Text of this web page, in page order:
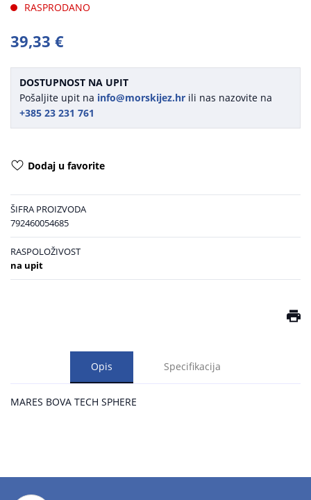
RASPRODANO
39,33 €
DOSTUPNOST NA UPIT
Pošaljite upit na info@morskijez.hr ili nas nazovite na
+385 23 231 761
Dodaj u favorite
ŠIFRA PROIZVODA
792460054685
RASPOLOŽIVOST
na upit
Opis Specifikacija
MARES BOVA TECH SPHERE